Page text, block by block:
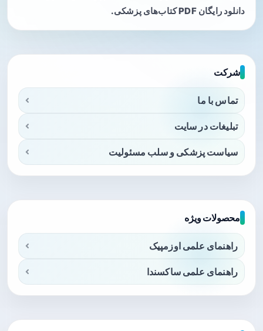
دانلود رایگان PDF کتاب‌های پزشکی.
شرکت
تماس با ما
تبلیغات در سایت
سیاست پزشکی و سلب مسئولیت
محصولات ویژه
راهنمای علمی اوزمپیک
راهنمای علمی ساکسندا